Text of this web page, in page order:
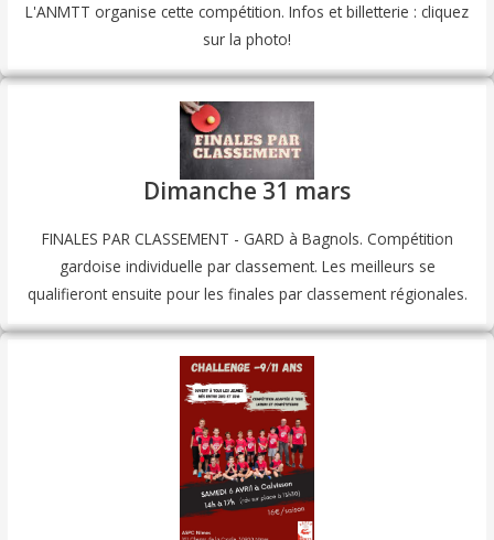
L'ANMTT organise cette compétition. Infos et billetterie : cliquez
sur la photo!
Dimanche 31 mars
FINALES PAR CLASSEMENT - GARD à Bagnols. Compétition
gardoise individuelle par classement. Les meilleurs se
qualifieront ensuite pour les finales par classement régionales.